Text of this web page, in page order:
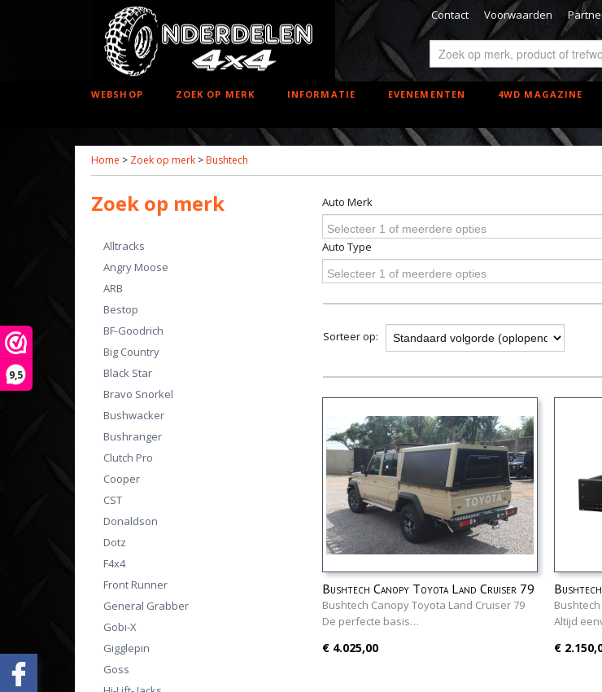
9,5
Contact Voorwaarden
WEBSHOP ZOEK OP MERK INFORMATIE EVENEMENTEN 4WD MAGAZINE
Home > Zoek op merk > Bushtech
Zoek op merk
Alltracks
Angry Moose
ARB
Bestop
BF-Goodrich
Big Country
Black Star
Bravo Snorkel
Bushwacker
Bushranger
Clutch Pro
Cooper
CST
Donaldson
Dotz
F4x4
Front Runner
General Grabber
Gobi-X
Gigglepin
Goss
Auto Merk
Selecteer 1 of meerdere opties
Auto Type
Selecteer 1 of meerdere opties
Sorteer op:
Bushtech Canopy Toyota Land Cruiser 79
Bushtech Canopy Toyota Land Cruiser 79
De perfecte basis…
€ 4.025,00
79
Altijd
€